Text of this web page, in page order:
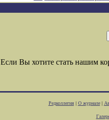
Если Вы хотите стать нашим
Редколлегия| О журнале|